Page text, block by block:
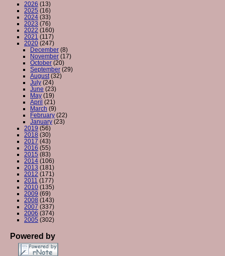
2026 (13)
2025 (16)
2024 (33)
2023 (76)
2022 (160)
2021 (117)
2020 (247)
December (8)
November (17)
October (20)
September (29)
August(32)
July (24)
June (23)
May (19)
April (21)
March (9)
February (22)
January (23)
2019 (56)
2018 (30)
2017 (43)
2016 (55)
2015 (83)
2014 (106)
2013 (181)
2012 (171)
2011 (177)
2010 (135)
2009 (69)
2008 (143)
2007 (337)
2006 (374)
2005 (302)
Powered by